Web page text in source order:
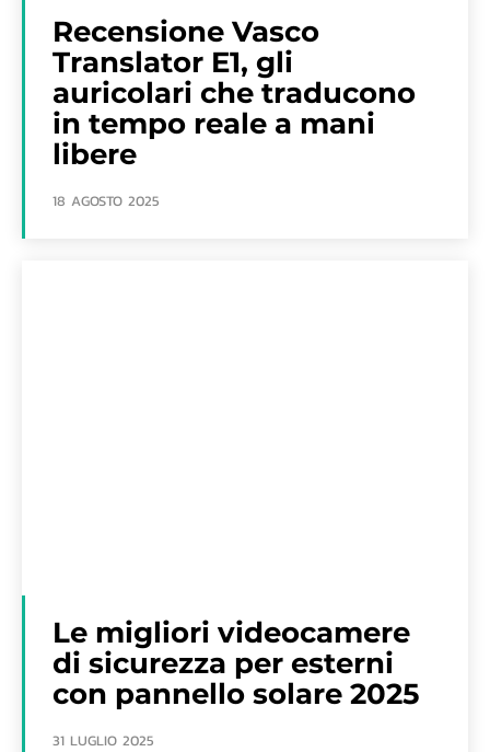
Recensione Vasco
Translator E1, gli
auricolari che traducono
in tempo reale a mani
libere
18 AGOSTO 2025
Le migliori videocamere
di sicurezza per esterni
con pannello solare 2025
31 LUGLIO 2025